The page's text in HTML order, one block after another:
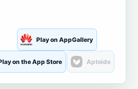
Play on AppGallery
on the App Store Aptoide